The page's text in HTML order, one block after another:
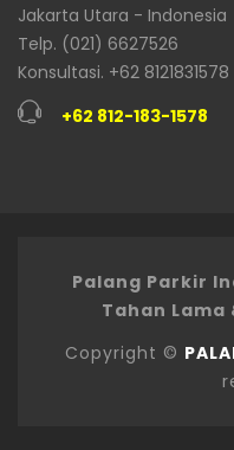
Jakarta Utara - Indonesia
Telp. (021) 6627526
Konsultasi. +62 8121831578
+62 812-183-1578
Palang Parkir
Tahan Lama
Copyright ©